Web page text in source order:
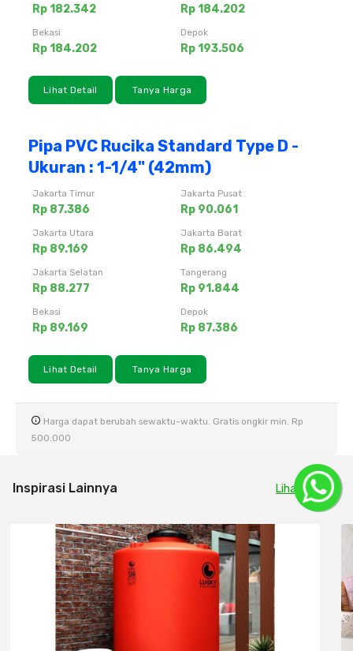
Rp 182.342 Rp 184.202
Bekasi
Rp 184.202
Depok
Rp 193.506
Lihat Detail Tanya Harga
Pipa PVC Rucika Standard Type D -
Ukuran : 1-1/4" (42mm)
Jakarta Timur
Rp 87.386
Jakarta Pusat
Rp 90.061
Jakarta Utara
Rp 89.169
Jakarta Barat
Rp 86.494
Jakarta Selatan
Rp 88.277
Tangerang
Rp 91.844
Bekasi
Rp 89.169
Depok
Rp 87.386
Lihat Detail Tanya Harga
Harga dapat berubah sewaktu-waktu. Gratis ongkir min. Rp
500.000
Inspirasi Lainnya Lihat Semua